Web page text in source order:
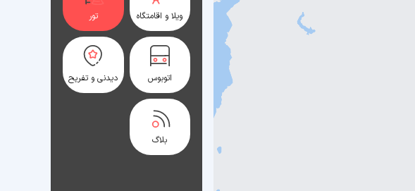
ویلا و اقامتگاه تور
اتوبوس دیدنی و تفریح
بلاگ